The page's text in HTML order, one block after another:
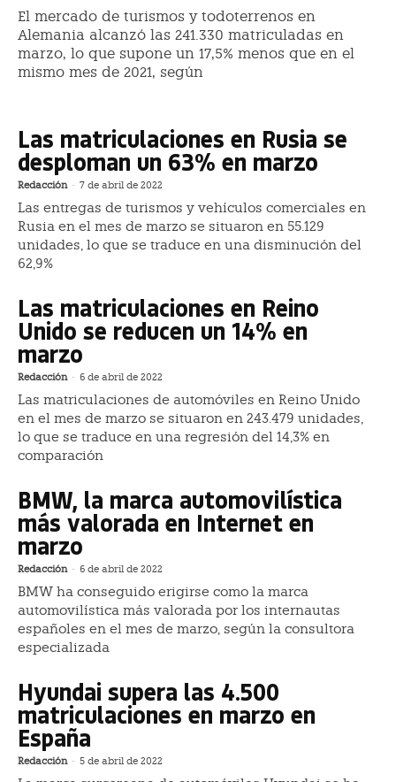
El mercado de turismos y todoterrenos en
Alemania alcanzó las 241.330 matriculadas en
marzo, lo que supone un 17,5% menos que en el
mismo mes de 2021, según
Las matriculaciones en Rusia se
desploman un 63% en marzo
Redacción - 7 de abril de 2022
Las entregas de turismos y vehículos comerciales en
Rusia en el mes de marzo se situaron en 55.129
unidades, lo que se traduce en una disminución del
62,9%
Las matriculaciones en Reino
Unido se reducen un 14% en
marzo
Redacción - 6 de abril de 2022
Las matriculaciones de automóviles en Reino Unido
en el mes de marzo se situaron en 243.479 unidades,
lo que se traduce en una regresión del 14,3% en
comparación
BMW, la marca automovilística
más valorada en Internet en
marzo
Redacción - 6 de abril de 2022
BMW ha conseguido erigirse como la marca
automovilística más valorada por los internautas
españoles en el mes de marzo, según la consultora
especializada
Hyundai supera las 4.500
matriculaciones en marzo en
España
Redacción - 5 de abril de 2022